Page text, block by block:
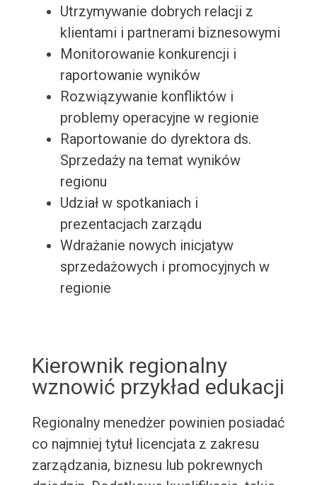
Utrzymywanie dobrych relacji z
klientami i partnerami biznesowymi
Monitorowanie konkurencji i
raportowanie wyników
Rozwiązywanie konfliktów i
problemy operacyjne w regionie
Raportowanie do dyrektora ds.
Sprzedaży na temat wyników
regionu
Udział w spotkaniach i
prezentacjach zarządu
Wdrażanie nowych inicjatyw
sprzedażowych i promocyjnych w
regionie
Kierownik regionalny
wznowić przykład edukacji
Regionalny menedżer powinien posiadać
co najmniej tytuł licencjata z zakresu
zarządzania, biznesu lub pokrewnych